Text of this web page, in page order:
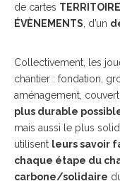
de cartes
ÉVÈNEMENTS , d’un
Collectivement, les
chantier : fondation,
aménagement,
plus durable
mais aussi le plus
utilisent leurs savoir
chaque étape du
carbone/solidaire